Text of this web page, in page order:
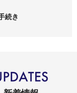
続き